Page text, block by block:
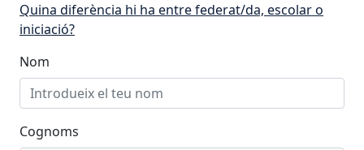
Quina diferència hi ha entre federat/da, escolar o
iniciació?
Nom
Cognoms